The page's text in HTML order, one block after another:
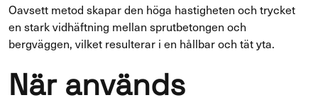
Oavsett metod skapar den höga hastigheten och trycket
en stark vidhäftning mellan sprutbetongen och
bergväggen, vilket resulterar i en hållbar och tät yta.
När används